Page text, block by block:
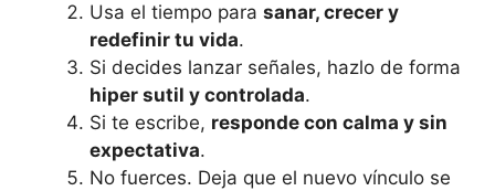
Usa el tiempo para sanar, crecer y
redefinir tu vida.
Si decides lanzar señales, hazlo de forma
hiper sutil y controlada.
Si te escribe, responde con calma y sin
expectativa.
No fuerces. Deja que el nuevo vínculo se